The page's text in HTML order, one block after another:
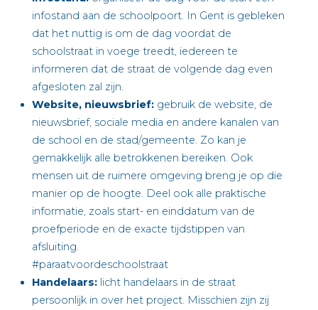
infostand aan de schoolpoort. In Gent is gebleken
dat het nuttig is om de dag voordat de
schoolstraat in voege treedt, iedereen te
informeren dat de straat de volgende dag even
afgesloten zal zijn.
Website, nieuwsbrief:gebruik de website, de
nieuwsbrief, sociale media en andere kanalen van
de school en de stad/gemeente. Zo kan je
gemakkelijk alle betrokkenen bereiken. Ook
mensen uit de ruimere omgeving breng je op die
manier op de hoogte. Deel ook alle praktische
informatie, zoals start- en einddatum van de
proefperiode en de exacte tijdstippen van
afsluiting.
#paraatvoordeschoolstraat
Handelaars:licht handelaars in de straat
persoonlijk in over het project. Misschien zijn zij